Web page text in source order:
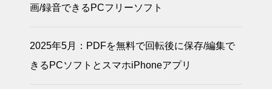
圧縮(zip形式)フ
効です。エラー
画/録音できるPCフリーソフト
2025年5月：PDFを無料で回転後に保存/編集で
きるPCソフトとスマホiPhoneアプリ